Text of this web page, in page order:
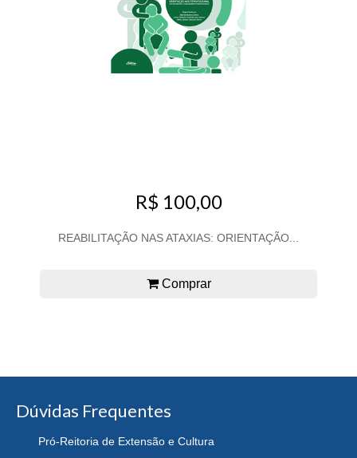
R$ 100,00
REABILITAÇÃO NAS ATAXIAS: ORIENTAÇÃO...
Comprar
Dúvidas Frequentes
Pró-Reitoria de Extensão e Cultura